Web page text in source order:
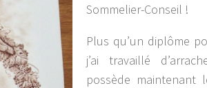
Sommelier-Conseil !
Plus qu’un diplôme
j’ai travaillé
possède maintenant